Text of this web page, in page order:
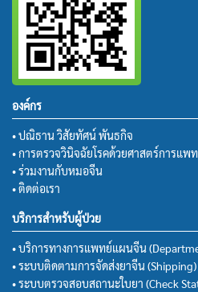
องค์กร
• ปณิธาน วิสัยทัศน์ พันธกิจ
• การตรวจวินิจฉัยโรคด้วยศาสตร์การแ
• ร่วมงานกับหมอจีน
• ติดต่อเรา
บริการสำหรับผู้ป่วย
• บริการทางการแพทย์แผนจีน
• ระบบติดตามการจัดส่งยาจีน (Shipping)
• ระบบตรวจสอบสถานะใบยา (Check